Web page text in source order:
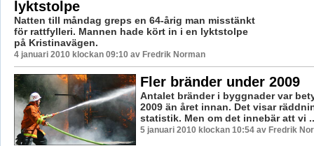
lyktstolpe
Natten till måndag greps en 64-årig man misstänkt
för rattfylleri. Mannen hade kört in i en lyktstolpe
på Kristinavägen.
4 januari 2010 klockan 09:10 av Fredrik Norman
Fler bränder under 2009
Antalet bränder i byggnader var
2009 än året innan. Det visar
statistik. Men om det innebär att vi
5 januari 2010 klockan 10:54 av Fredrik